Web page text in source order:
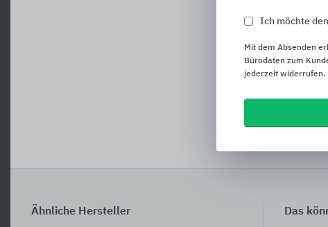
Ähnliche Hersteller Das
Ich möchte
Mit dem Absenden
Bürodaten zum
jederzeit